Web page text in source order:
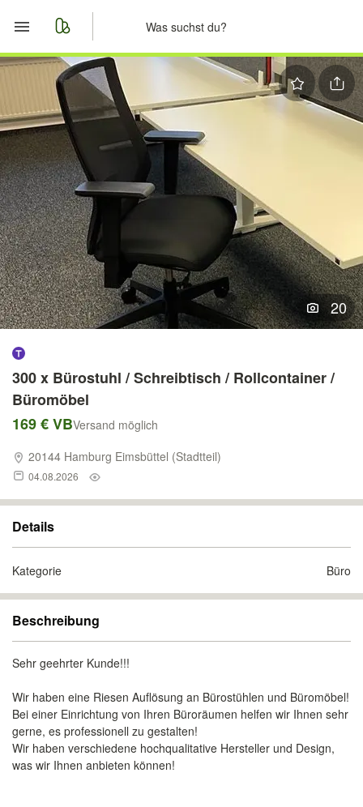
Start
Merkliste
Nachrichten
Anzeige aufgeben
20
300 x Bürostuhl / Schreibtisch / Rollcontainer /
Büromöbel
169 € VBVersand möglich
20144 Hamburg Eimsbüttel (Stadtteil)
04.08.2026
Details
Kategorie Büro
Beschreibung
Sehr geehrter Kunde!!!
Wir haben eine Riesen Auflösung an Bürostühlen und Büromöbel!
Bei einer Einrichtung von Ihren Büroräumen helfen wir Ihnen sehr
gerne, es professionell zu gestalten!
Wir haben verschiedene hochqualitative Hersteller und Design,
was wir Ihnen anbieten können!